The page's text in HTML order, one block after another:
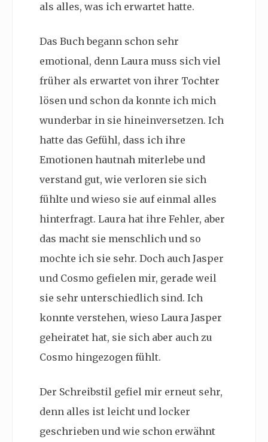
als alles, was ich erwartet hatte.
Das Buch begann schon sehr
emotional, denn Laura muss sich viel
früher als erwartet von ihrer Tochter
lösen und schon da konnte ich mich
wunderbar in sie hineinversetzen. Ich
hatte das Gefühl, dass ich ihre
Emotionen hautnah miterlebe und
verstand gut, wie verloren sie sich
fühlte und wieso sie auf einmal alles
hinterfragt. Laura hat ihre Fehler, aber
das macht sie menschlich und so
mochte ich sie sehr. Doch auch Jasper
und Cosmo gefielen mir, gerade weil
sie sehr unterschiedlich sind. Ich
konnte verstehen, wieso Laura Jasper
geheiratet hat, sie sich aber auch zu
Cosmo hingezogen fühlt.
Der Schreibstil gefiel mir erneut sehr,
denn alles ist leicht und locker
geschrieben und wie schon erwähnt